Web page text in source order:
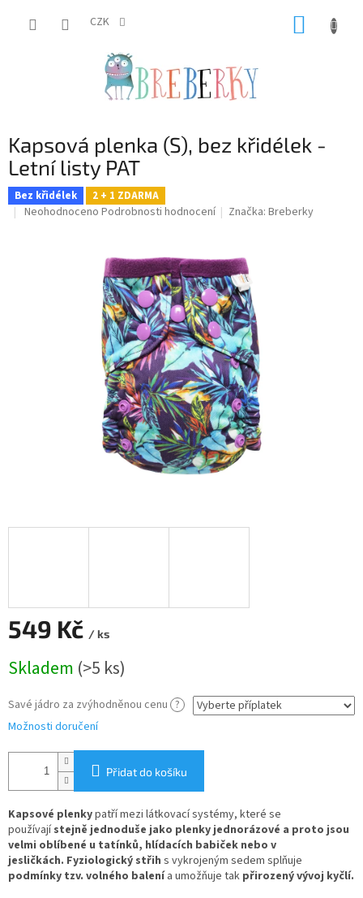
CZK
Kapsová plenka (S), bez křidélek -
Letní listy PAT
Bez křidélek 2 + 1 ZDARMA
Průměrné
Neohodnoceno Podrobnosti hodnocení Značka:Breberky
549 Kč / ks
cena:
Skladem (>5 ks)
Savé jádro za zvýhodněnou cenu ?
Možnosti doručení
Přidat do košíku
Kapsové plenkypatří mezi látkovací systémy, které se
používajístejně jednoduše jako plenky jednorázové a proto jsou
velmi oblíbené u tatínků, hlídacích babiček nebo v
jesličkách. Fyziologický střih s vykrojeným sedem splňuje
podmínky tzv. volného balenía umožňuje tak přirozený vývoj kyčlí.